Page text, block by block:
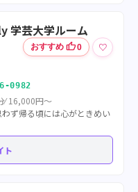
学芸大学ルーム
おすすめ thumb_up0 ♡
0982
⁄ 16,000円～
ず帰る頃には心がときめい
ト